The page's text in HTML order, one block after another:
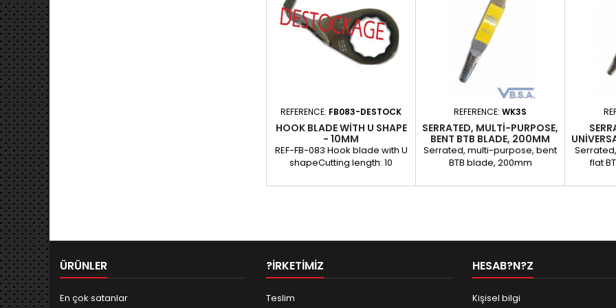
REFERENCE: FB083-DESTOCK
HOOK BLADE WITH U SHAPE
- 10MM
REF-FB-083 Hook blade with U
shapeCutting length: 10
REFERENCE: WK3S
SERRATED, MULTI-PURPOSE,
BENT BTB BLADE, 200MM
Serrated, multi-purpose, bent
BTB blade, 200mm
flat
ÜRÜNLER
En çok satanlar
?IRKETIMIZ
Teslim
HESAB?N?Z
Kişisel bilgi